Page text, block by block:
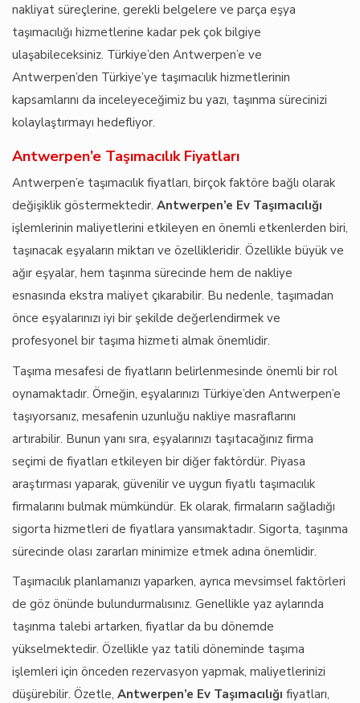
nakliyat süreçlerine, gerekli belgelere ve parça eşya
taşımacılığı hizmetlerine kadar pek çok bilgiye
ulaşabileceksiniz. Türkiye’den Antwerpen’e ve
Antwerpen’den Türkiye’ye taşımacılık hizmetlerinin
kapsamlarını da inceleyeceğimiz bu yazı, taşınma sürecinizi
kolaylaştırmayı hedefliyor.
Antwerpen’e Taşımacılık Fiyatları
Antwerpen’e taşımacılık fiyatları, birçok faktöre bağlı olarak
değişiklik göstermektedir. Antwerpen’e Ev Taşımacılığı
işlemlerinin maliyetlerini etkileyen en önemli etkenlerden biri,
taşınacak eşyaların miktarı ve özellikleridir. Özellikle büyük ve
ağır eşyalar, hem taşınma sürecinde hem de nakliye
esnasında ekstra maliyet çıkarabilir. Bu nedenle, taşımadan
önce eşyalarınızı iyi bir şekilde değerlendirmek ve
profesyonel bir taşıma hizmeti almak önemlidir.
Taşıma mesafesi de fiyatların belirlenmesinde önemli bir rol
oynamaktadır. Örneğin, eşyalarınızı Türkiye’den Antwerpen’e
taşıyorsanız, mesafenin uzunluğu nakliye masraflarını
artırabilir. Bunun yanı sıra, eşyalarınızı taşıtacağınız firma
seçimi de fiyatları etkileyen bir diğer faktördür. Piyasa
araştırması yaparak, güvenilir ve uygun fiyatlı taşımacılık
firmalarını bulmak mümkündür. Ek olarak, firmaların sağladığı
sigorta hizmetleri de fiyatlara yansımaktadır. Sigorta, taşınma
sürecinde olası zararları minimize etmek adına önemlidir.
Taşımacılık planlamanızı yaparken, ayrıca mevsimsel faktörleri
de göz önünde bulundurmalısınız. Genellikle yaz aylarında
taşınma talebi artarken, fiyatlar da bu dönemde
yükselmektedir. Özellikle yaz tatili döneminde taşıma
işlemleri için önceden rezervasyon yapmak, maliyetlerinizi
düşürebilir. Özetle, Antwerpen’e Ev Taşımacılığı fiyatları,